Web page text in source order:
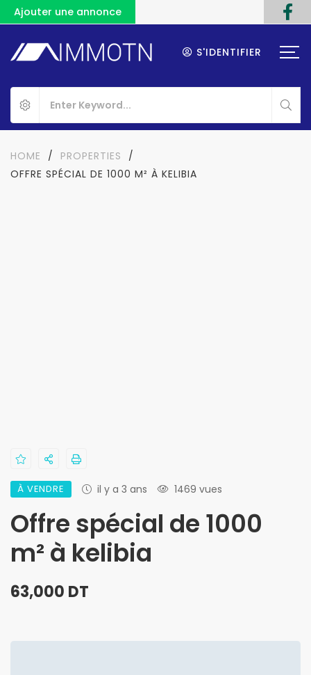
Ajouter une annonce
S'IDENTIFIER
HOME / PROPERTIES
/
OFFRE SPÉCIAL DE 1000 M² À KELIBIA
À VENDRE il y a 3 ans 1469 vues
Offre spécial de 1000
m² à kelibia
63,000 DT